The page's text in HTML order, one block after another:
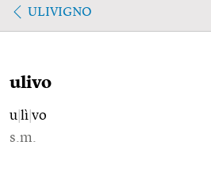
ULIVIGNO
ulivo
u lì vo
s.m.